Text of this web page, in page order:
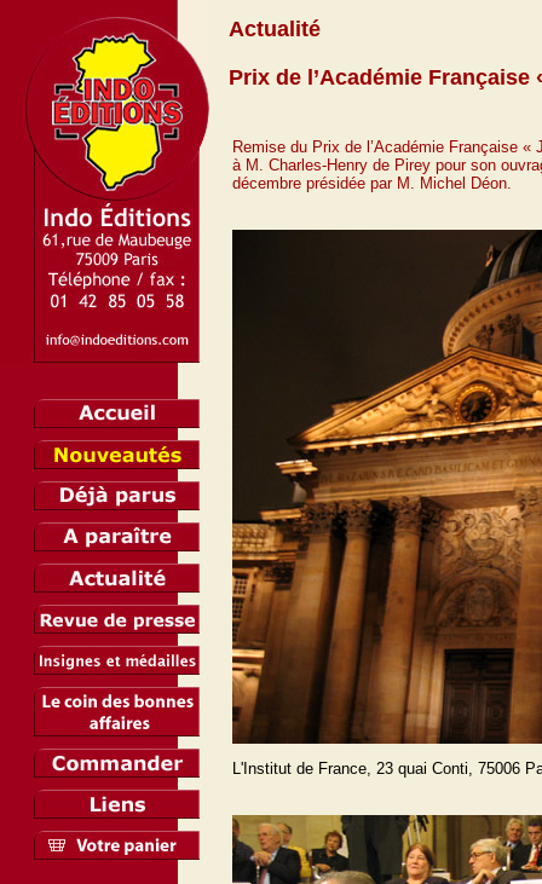
Actualité
Prix de l’Académie
Remise du Prix de l’Académie Française «
à M. Charles-Henry de Pirey pour son
décembre présidée par M. Michel Déon.
L'Institut de France, 23 quai Conti, 75006